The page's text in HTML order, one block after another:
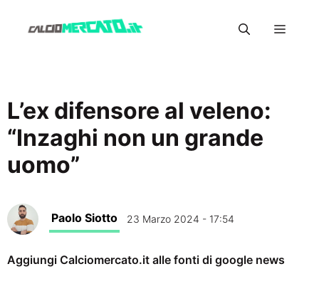
Menu
L’ex difensore al veleno:
“Inzaghi non un grande
uomo”
Paolo Siotto 23 Marzo 2024 - 17:54
Aggiungi Calciomercato.it alle fonti di google news